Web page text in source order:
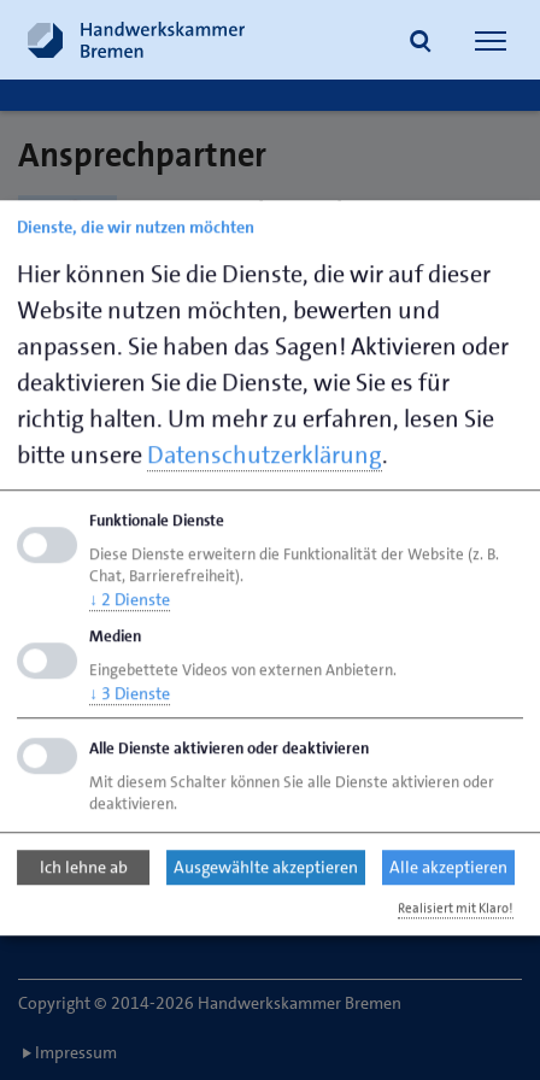
Suche
Ansprechpartner
Hans-Joachim Stehr
Seite empfehlen
Seite drucken
HWK Bremen
Vollversammlung
Handwerkskammer Bremen
Ansgaritorstr. 24
28195 Bremen
Telefon: 0421 30500-0
E-Mail:service@hwk-bremen.de
Copyright © 2014-2026 Handwerkskammer Bremen
Impressum
Dienste, die wir nutzen möchten
Hier können Sie die Dienste, die wir auf dieser
Website nutzen möchten, bewerten und
anpassen. Sie haben das Sagen! Aktivieren oder
deaktivieren Sie die Dienste, wie Sie es für
richtig halten. Um mehr zu erfahren, lesen Sie
bitte unsereDatenschutzerklärung.
Funktionale Dienste
Diese Dienste erweitern die Funktionalität der Website (z. B.
Chat, Barrierefreiheit).
↓ 2 Dienste
Medien
Eingebettete Videos von externen Anbietern.
↓ 3 Dienste
Alle Dienste aktivieren oder deaktivieren
Mit diesem Schalter können Sie alle Dienste aktivieren oder
deaktivieren.
Ich lehne ab Ausgewählte akzeptieren Alle akzeptieren
Realisiert mit Klaro!